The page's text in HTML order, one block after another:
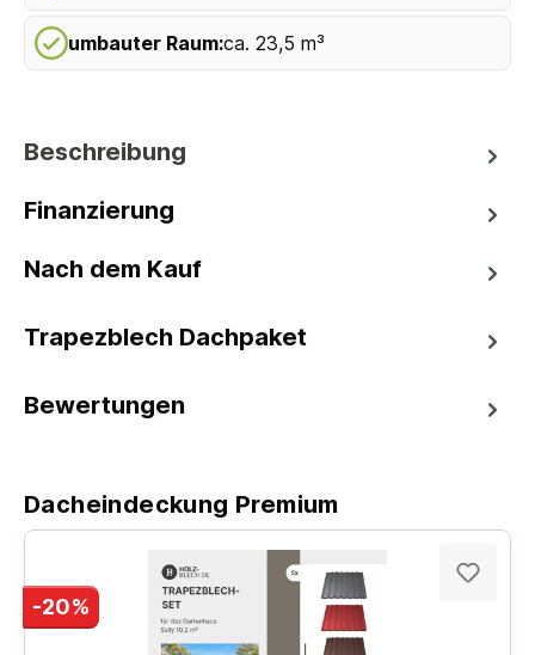
umbauter Raum:ca. 23,5 m³
Beschreibung
Finanzierung
Nach dem Kauf
Trapezblech Dachpaket
Bewertungen
Dacheindeckung Premium
-20%